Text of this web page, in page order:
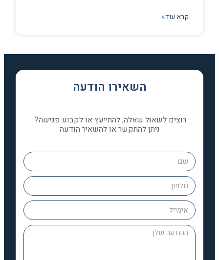
קרא עוד»
השאירו הודעה
רוצים לשאול שאלה, להתייעץ או לקבוע פגישה?
ניתן להתקשר או להשאיר הודעה